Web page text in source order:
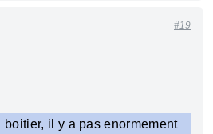
#19
il y a pas enormement